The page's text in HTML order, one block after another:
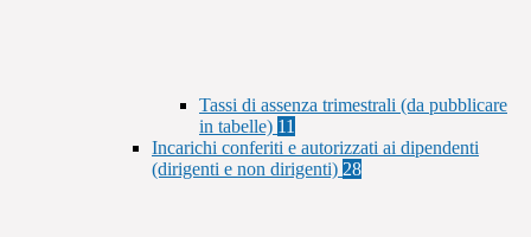
Tassi di assenza trimestrali (da pubblicare
in tabelle) 11
Incarichi conferiti e autorizzati ai dipendenti
(dirigenti e non dirigenti) 28